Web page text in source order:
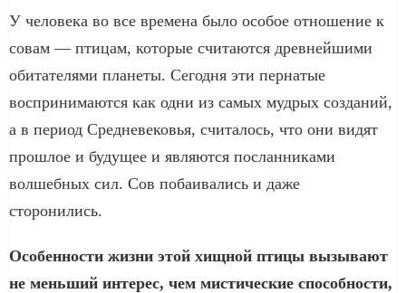
У человека во все времена было особое отношение к
совам — птицам, которые считаются древнейшими
обитателями планеты. Сегодня эти пернатые
воспринимаются как одни из самых мудрых созданий,
а в период Средневековья, считалось, что они видят
прошлое и будущее и являются посланниками
волшебных сил. Сов побаивались и даже
сторонились.
Особенности жизни этой хищной птицы вызывают
не меньший интерес, чем мистические способности,